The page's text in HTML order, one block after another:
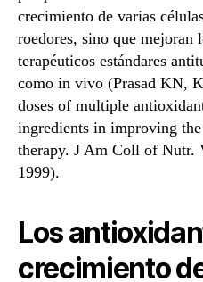
crecimiento de varias
roedores, sino que mejoran
terapéuticos estándares
como in vivo (Prasad KN,
doses of multiple
ingredients in improving
therapy. J Am Coll of Nutr.
1999).
Los
crecimiento